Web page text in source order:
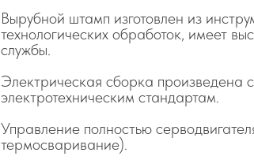
Вырубной штамп изготовлен из
технологических обработок, имеет
службы.
Электрическая сборка произведена
электротехническим стандартам.
Управление полностью
термосваривание).